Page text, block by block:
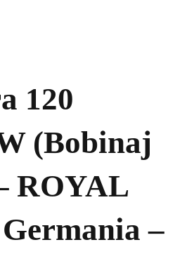
120
(Bobinaj
ROYAL
–